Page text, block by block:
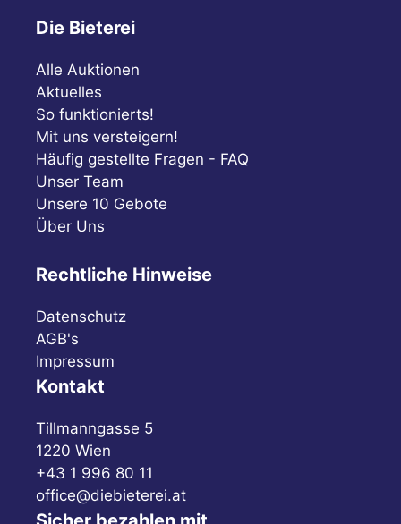
Die Bieterei
Alle Auktionen
Aktuelles
So funktionierts!
Mit uns versteigern!
Häufig gestellte Fragen - FAQ
Unser Team
Unsere 10 Gebote
Über Uns
Rechtliche Hinweise
Datenschutz
AGB's
Impressum
Kontakt
Tillmanngasse 5
1220 Wien
+43 1 996 80 11
office@diebieterei.at